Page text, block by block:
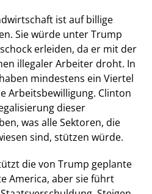
ist auf billige
Sie würde unter Trump
erleiden, da er mit der
illegaler Arbeiter droht. In
mindestens ein Viertel
Arbeitsbewilligung. Clinton
dieser
was alle Sektoren, die
sind, stützen würde.
die von Trump geplante
America, aber sie führt